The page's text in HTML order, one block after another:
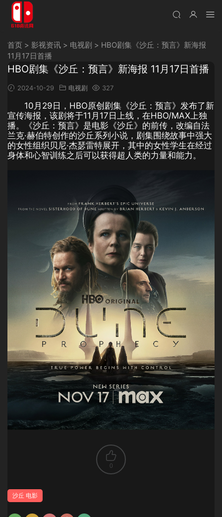
首页 > 影视资讯 > 电视剧 > HBO剧集《沙丘：预言》新海报
11月17日首播
HBO剧集《沙丘：预言》新海报 11月17日首播
2024-10-29 电视剧 327
10月29日，HBO原创剧集《沙丘：预言》发布了新
宣传海报，该剧将于11月17日上线，在HBO/MAX上独
播。《沙丘：预言》是电影《沙丘》的前传，改编自法
兰克·赫伯特创作的沙丘系列小说，剧集围绕故事中强大
的女性组织贝尼·杰瑟雷特展开，其中的女性学生在经过
身体和心智训练之后可以获得超人类的力量和能力。
0
沙丘 电影